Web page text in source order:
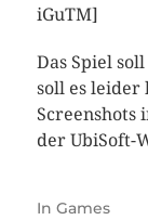
iGuTM]
Das Spiel
soll es leider
Screenshots
der UbiSoft-
In Games